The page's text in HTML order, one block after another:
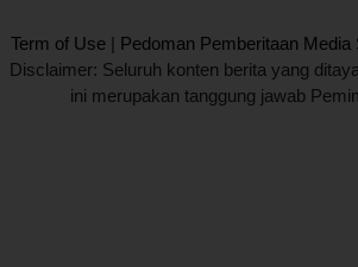
Term of Use | Pedoman Pemberitaan Media
Disclaimer: Seluruh konten berita yang
ini merupakan tanggung jawab